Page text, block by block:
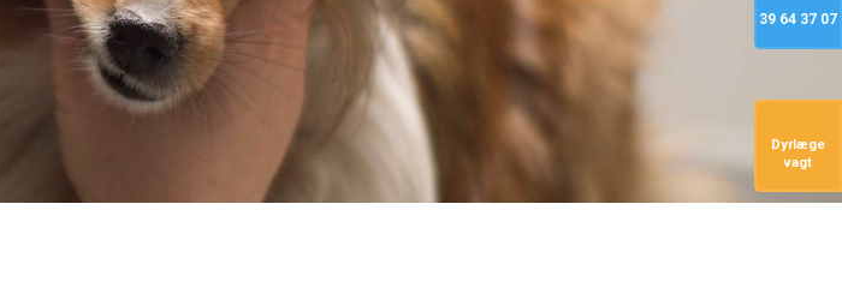
39 64 37 07
Dyrlæge
vagt